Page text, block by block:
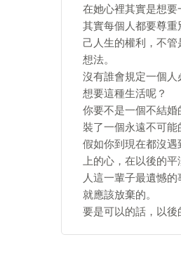
在她心裡其實是想要
其實每個人都要尊
己人生的權利，不
想法。
沒有誰會規定一個
想要這種生活呢？
你要不是一個不結
裝了一個永遠不可能
假如你到現在都沒
上的心，在以後的平
人這一輩子最遺憾
就應該放棄的。
要是可以的話，以後